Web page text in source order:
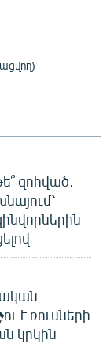
զոհված․
է ռուսների
կրկին